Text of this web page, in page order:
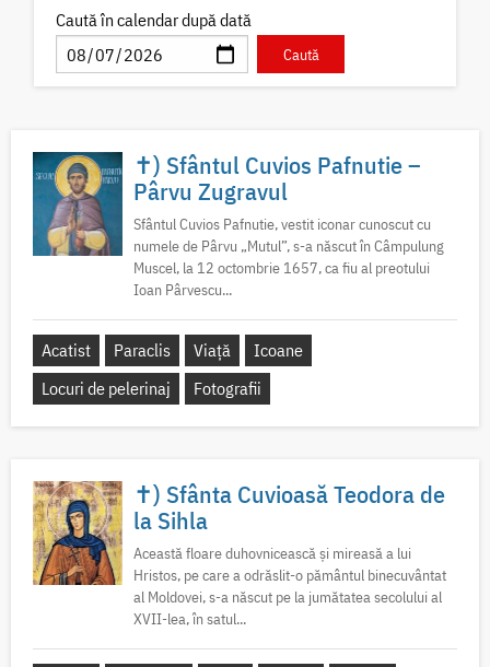
Caută în calendar după dată
✝) Sfântul Cuvios Pafnutie –
Pârvu Zugravul
Sfântul Cuvios Pafnutie, vestit iconar cunoscut cu
numele de Pârvu „Mutul”, s-a născut în Câmpulung
Muscel, la 12 octombrie 1657, ca fiu al preotului
Ioan Pârvescu...
Acatist Paraclis Viață
Icoane
Locuri de pelerinaj
Fotografii
✝) Sfânta Cuvioasă Teodora de
la Sihla
Această floare duhovnicească și mireasă a lui
Hristos, pe care a odrăslit-o pământul binecuvântat
al Moldovei, s-a născut pe la jumătatea secolului al
XVII-lea, în satul...